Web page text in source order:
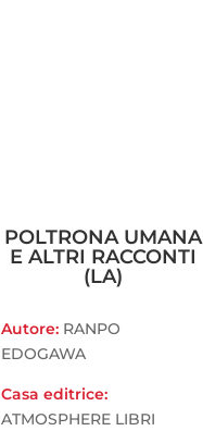
POLTRONA UMANA
E ALTRI RACCONTI
(LA)
Autore: RANPO
EDOGAWA
Casa editrice:
ATMOSPHERE LIBRI